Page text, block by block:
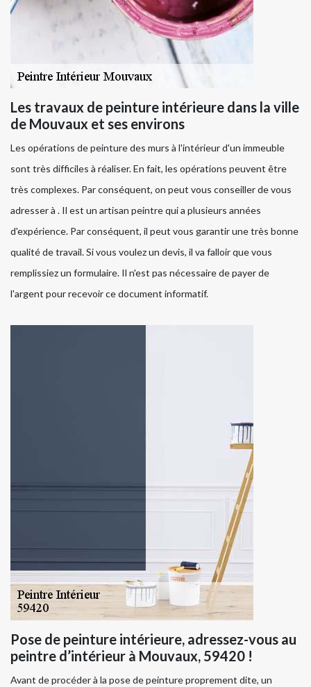
Les travaux de peinture intérieure dans la ville
de Mouvaux et ses environs
Les opérations de peinture des murs à l'intérieur d'un immeuble
sont très difficiles à réaliser. En fait, les opérations peuvent être
très complexes. Par conséquent, on peut vous conseiller de vous
adresser à . Il est un artisan peintre qui a plusieurs années
d'expérience. Par conséquent, il peut vous garantir une très bonne
qualité de travail. Si vous voulez un devis, il va falloir que vous
remplissiez un formulaire. Il n'est pas nécessaire de payer de
l'argent pour recevoir ce document informatif.
Pose de peinture intérieure, adressez-vous au
peintre d’intérieur à Mouvaux, 59420 !
Avant de procéder à la pose de peinture proprement dite, un